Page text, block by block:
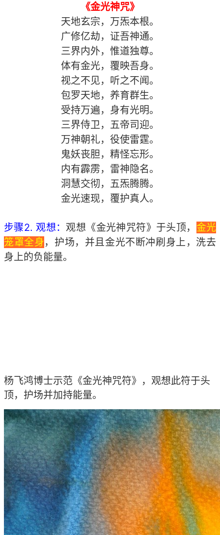
《金光神咒》
天地玄宗，万炁本根。
广修亿劫，证吾神通。
三界内外，惟道独尊。
体有金光，覆映吾身。
视之不见，听之不闻。
包罗天地，养育群生。
受持万遍，身有光明。
三界侍卫，五帝司迎。
万神朝礼，役使雷霆。
鬼妖丧胆，精怪忘形。
内有霹雳，雷神隐名。
洞慧交彻，五炁腾腾。
金光速现，覆护真人。
步骤2. 观想：观想《金光神咒符》于头顶， 金光
笼罩全身，护场，并且金光不断冲刷身上，洗去
身上的负能量。
杨飞鸿博士示范《金光神咒符》，观想此符于头
顶，护场并加持能量。